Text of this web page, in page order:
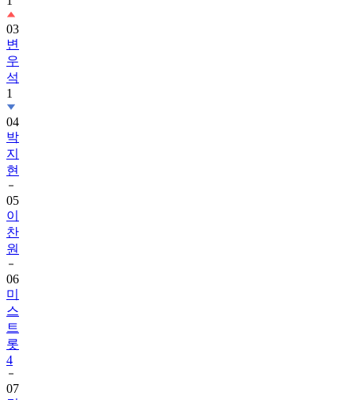
03
변
우
석
1
04
박
지
현
05
이
찬
원
06
미
스
트
롯
4
07